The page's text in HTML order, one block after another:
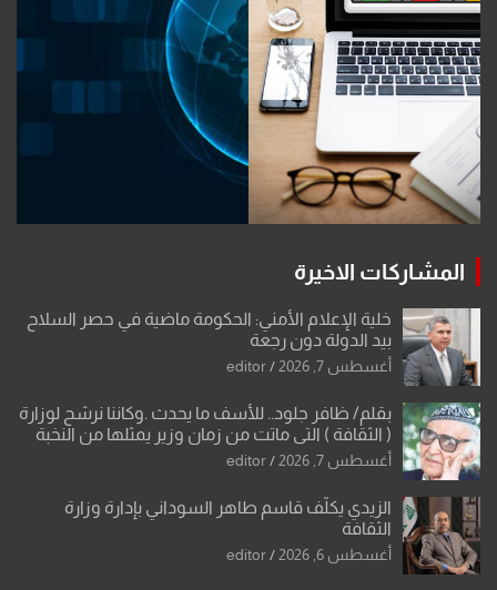
المشاركات الاخيرة
خلية الإعلام الأمني: الحكومة ماضية في حصر السلاح
بيد الدولة دون رجعة
أغسطس 7, 2026 editor
بقلم/ ظافر جلود.. للأسف ما يحدث .وكاننا نرشح لوزارة
( الثقافة ) التي ماتت من زمان وزير يمثلها من النخبة
والإرث العظيم للثقافة العراقية..
أغسطس 7, 2026 editor
الزيدي يكلّف قاسم طاهر السوداني بإدارة وزارة
الثقافة
أغسطس 6, 2026 editor